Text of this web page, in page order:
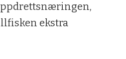
ekstra